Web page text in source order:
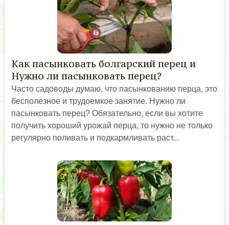
Как пасынковать болгарский перец и
Нужно ли пасынковать перец?
Часто садоводы думаю, что пасынкованию перца, это
бесполезное и трудоемкое занятие. Нужно ли
пасынковать перец? Обязательно, если вы хотите
получить хороший урожай перца, то нужно не только
регулярно поливать и подкармливать раст...